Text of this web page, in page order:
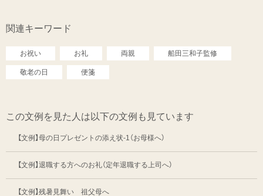
関連キーワード
お祝い お礼 両親 船田三和子監修
敬老の日 便箋
この文例を見た人は以下の文例も見ています
【文例】母の日プレゼントの添え状-1（お母様へ）
【文例】退職する方へのお礼（定年退職する上司へ）
【文例】残暑見舞い 祖父母へ